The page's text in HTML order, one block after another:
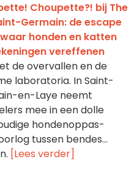
Choupette?! bij The
Germain: de escape
honden en katten
vereffenen
de overvallen en de
laboratoria. In Saint-
en-Laye neemt
mee in een dolle
hondenoppas-
tussen bendes...
[Lees verder]